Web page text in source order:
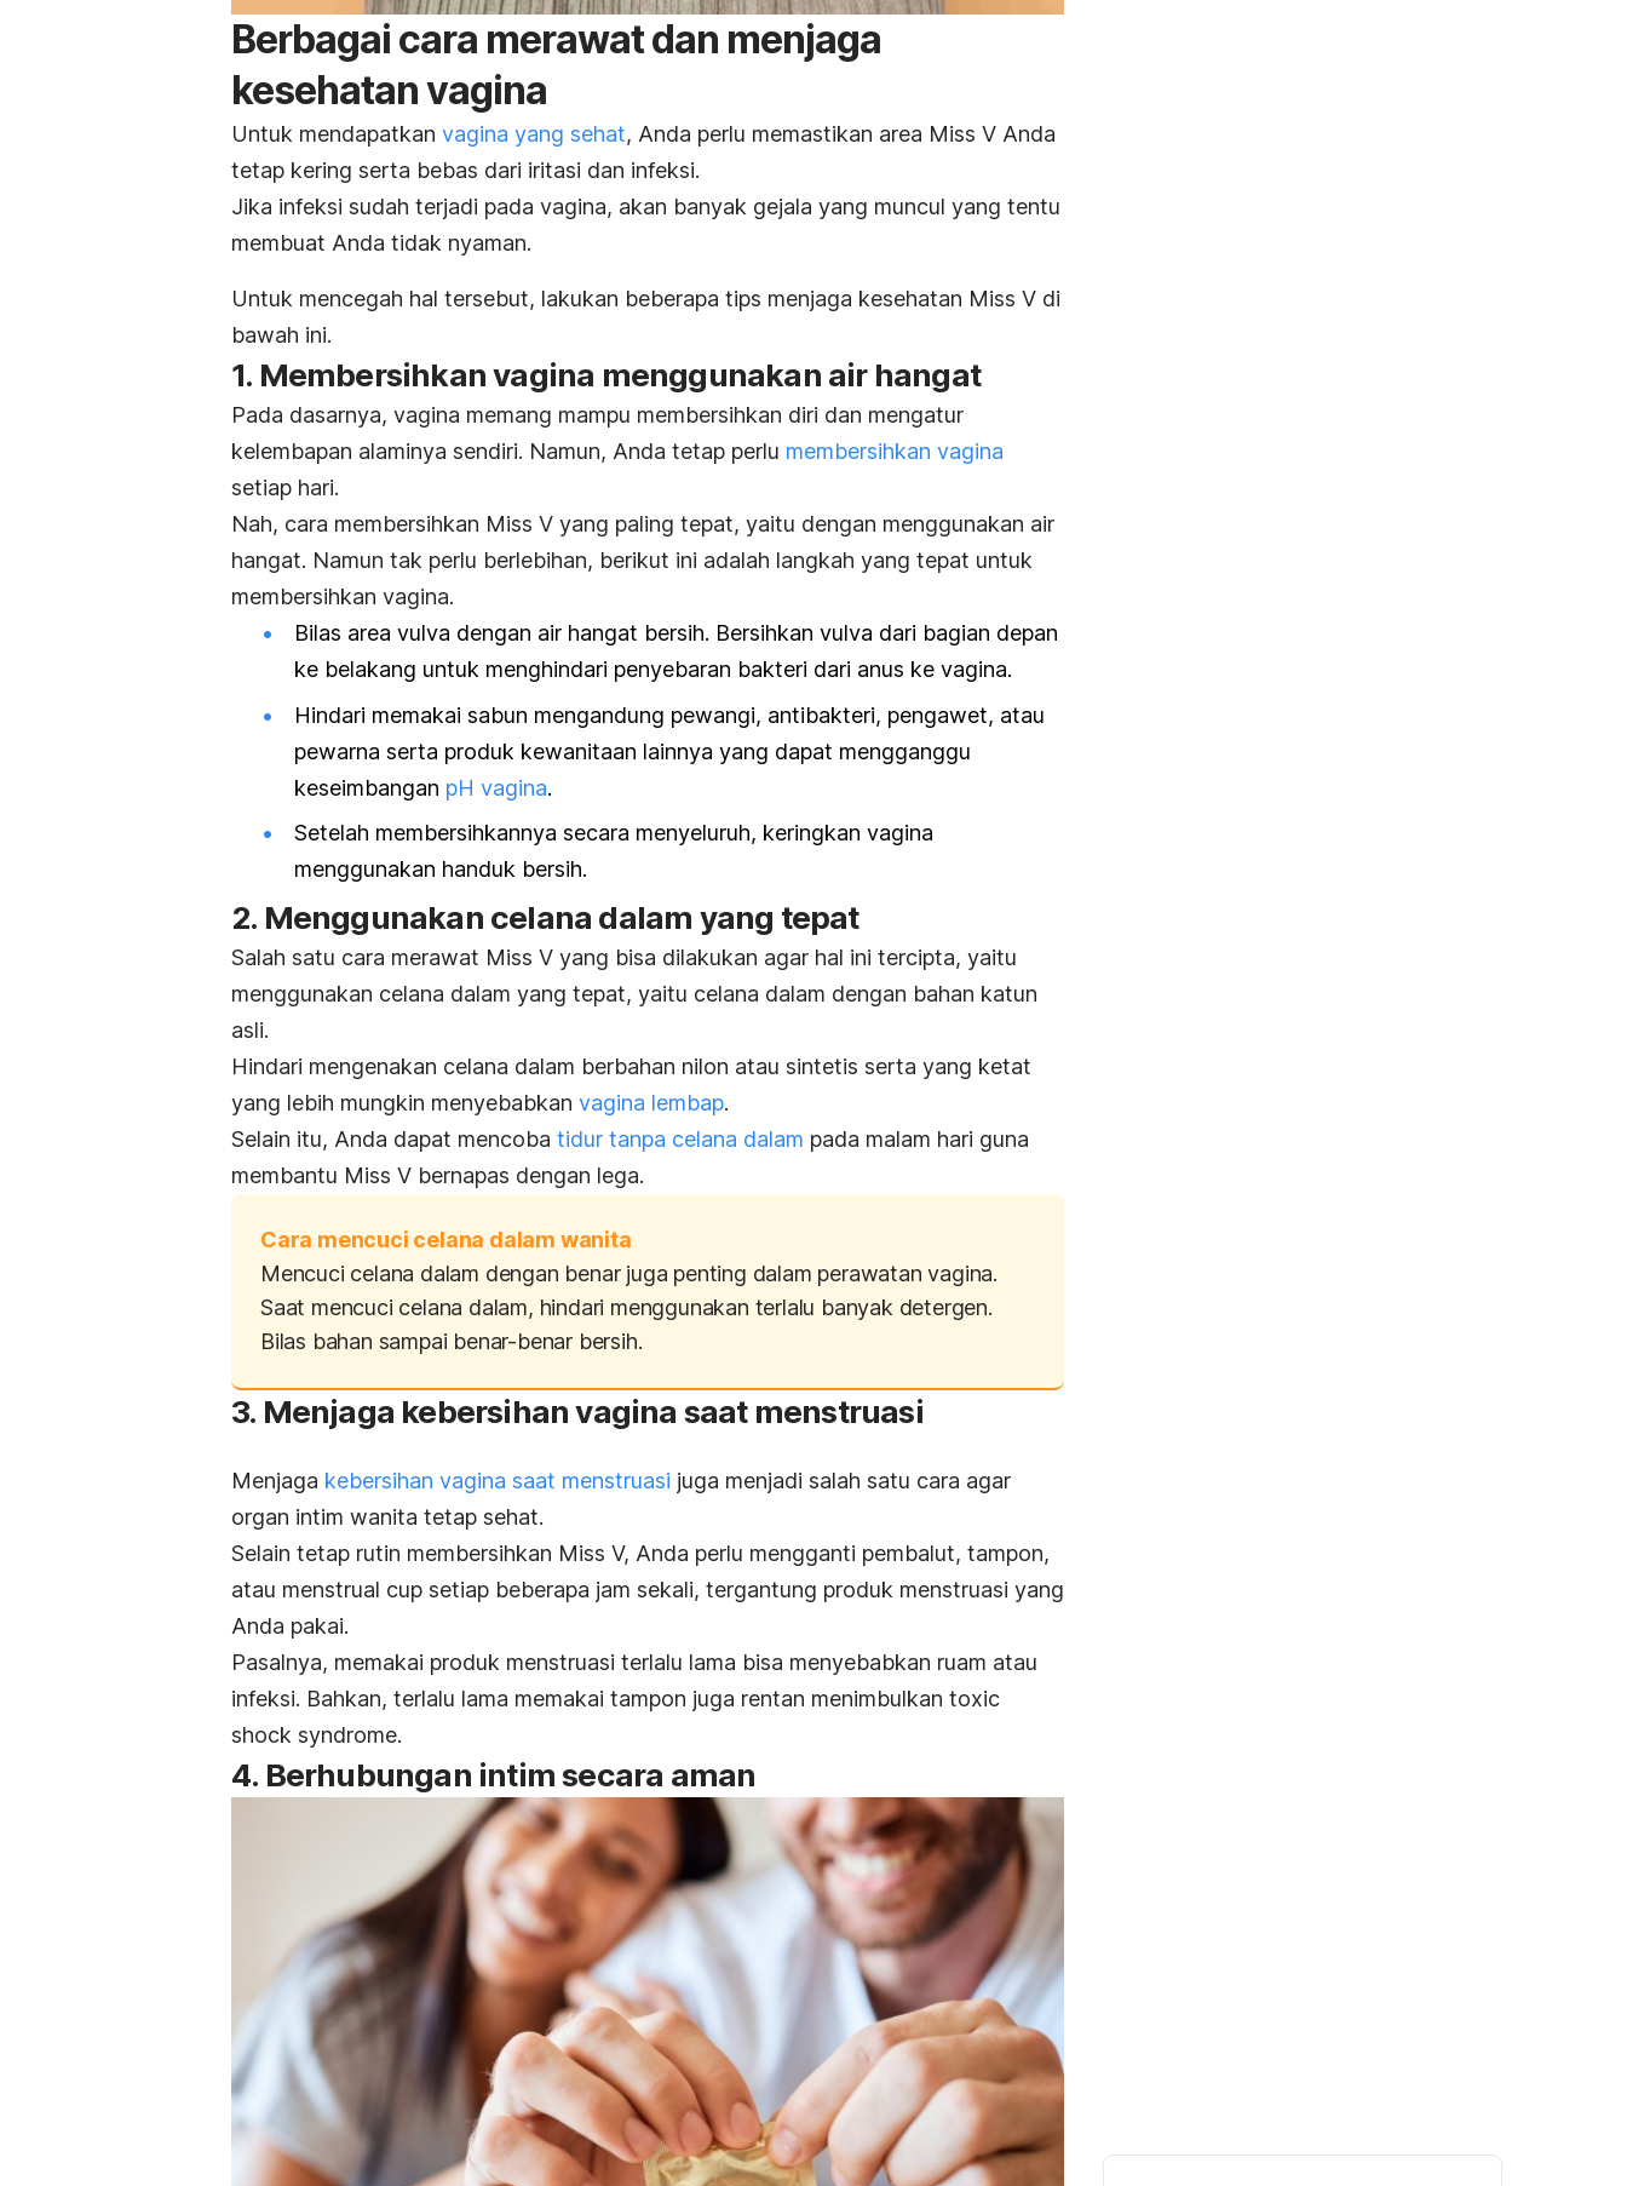
Berbagai cara merawat dan menjaga
kesehatan vagina
Untuk mendapatkan vagina yang sehat, Anda perlu memastikan area Miss V Anda
tetap kering serta bebas dari iritasi dan infeksi.
Jika infeksi sudah terjadi pada vagina, akan banyak gejala yang muncul yang tentu
membuat Anda tidak nyaman.
Untuk mencegah hal tersebut, lakukan beberapa tips menjaga kesehatan Miss V di
bawah ini.
1. Membersihkan vagina menggunakan air hangat
Pada dasarnya, vagina memang mampu membersihkan diri dan mengatur
kelembapan alaminya sendiri. Namun, Anda tetap perlu membersihkan vagina
setiap hari.
Nah, cara membersihkan Miss V yang paling tepat, yaitu dengan menggunakan air
hangat. Namun tak perlu berlebihan, berikut ini adalah langkah yang tepat untuk
membersihkan vagina.
Bilas area vulva dengan air hangat bersih. Bersihkan vulva dari bagian depan
ke belakang untuk menghindari penyebaran bakteri dari anus ke vagina.
Hindari memakai sabun mengandung pewangi, antibakteri, pengawet, atau
pewarna serta produk kewanitaan lainnya yang dapat mengganggu
keseimbangan pH vagina.
Setelah membersihkannya secara menyeluruh, keringkan vagina
menggunakan handuk bersih.
2. Menggunakan celana dalam yang tepat
Salah satu cara merawat Miss V yang bisa dilakukan agar hal ini tercipta, yaitu
menggunakan celana dalam yang tepat, yaitu celana dalam dengan bahan katun
asli.
Hindari mengenakan celana dalam berbahan nilon atau sintetis serta yang ketat
yang lebih mungkin menyebabkan vagina lembap.
Selain itu, Anda dapat mencoba tidur tanpa celana dalam pada malam hari guna
membantu Miss V bernapas dengan lega.
Cara mencuci celana dalam wanita
Mencuci celana dalam dengan benar juga penting dalam perawatan vagina.
Saat mencuci celana dalam, hindari menggunakan terlalu banyak detergen.
Bilas bahan sampai benar-benar bersih.
3. Menjaga kebersihan vagina saat menstruasi
Menjaga kebersihan vagina saat menstruasi juga menjadi salah satu cara agar
organ intim wanita tetap sehat.
Selain tetap rutin membersihkan Miss V, Anda perlu mengganti pembalut, tampon,
atau menstrual cup setiap beberapa jam sekali, tergantung produk menstruasi yang
Anda pakai.
Pasalnya, memakai produk menstruasi terlalu lama bisa menyebabkan ruam atau
infeksi. Bahkan, terlalu lama memakai tampon juga rentan menimbulkan toxic
shock syndrome.
4. Berhubungan intim secara aman